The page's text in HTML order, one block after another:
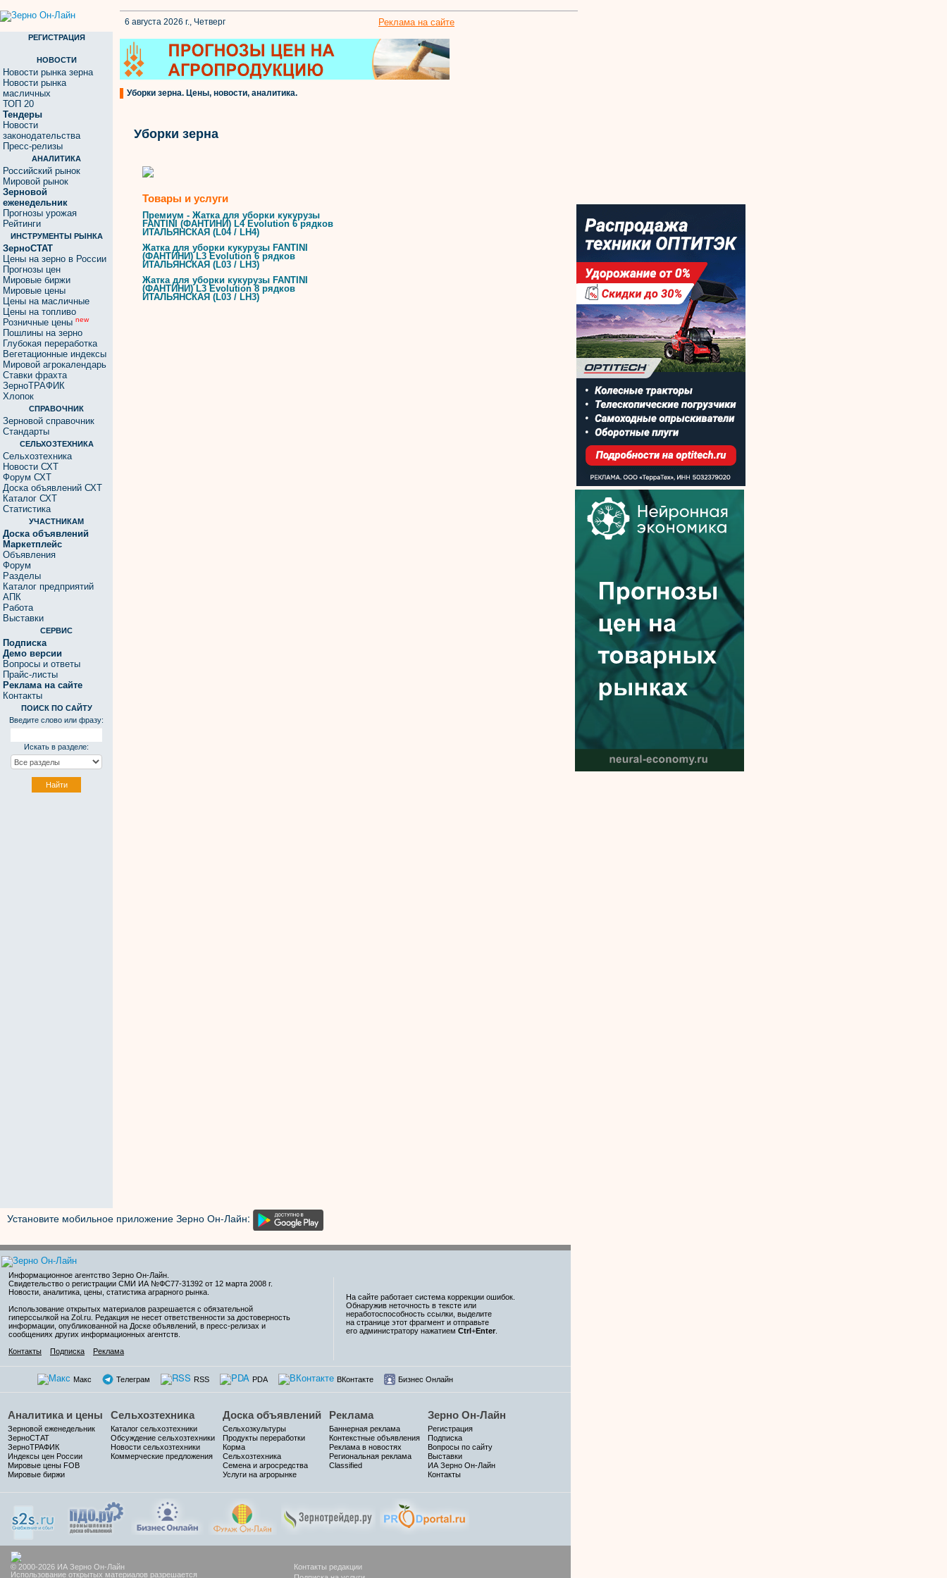
6 августа 2026 г., Четверг Реклама на сайте
РЕГИСТРАЦИЯ
НОВОСТИ
Новости рынка зерна
Новости рынка
масличных
ТОП 20
Тендеры
Новости
законодательства
Пресс-релизы
АНАЛИТИКА
Российский рынок
Мировой рынок
Зерновой
еженедельник
Прогнозы урожая
Рейтинги
ИНСТРУМЕНТЫ РЫНКА
ЗерноСТАТ
Цены на зерно в России
Прогнозы цен
Мировые биржи
Мировые цены
Цены на масличные
Цены на топливо
Розничные цены new
Пошлины на зерно
Глубокая переработка
Вегетационные индексы
Мировой агрокалендарь
Ставки фрахта
ЗерноТРАФИК
Хлопок
СПРАВОЧНИК
Зерновой справочник
Стандарты
СЕЛЬХОЗТЕХНИКА
Сельхозтехника
Новости СХТ
Форум СХТ
Доска объявлений СХТ
Каталог СХТ
Статистика
УЧАСТНИКАМ
Доска объявлений
Маркетплейс
Объявления
Форум
Разделы
Каталог предприятий
АПК
Работа
Выставки
СЕРВИС
Подписка
Демо версии
Вопросы и ответы
Прайс-листы
Реклама на сайте
Контакты
ПОИСК ПО САЙТУ
Введите слово или фразу:
Искать в разделе:
Уборки зерна. Цены, новости, аналитика.
Уборки зерна
Товары и услуги
Премиум - Жатка для уборки кукурузы
FANTINI (ФАНТИНИ) L4 Evolution 6 рядков
ИТАЛЬЯНСКАЯ (L04 / LH4)
Жатка для уборки кукурузы FANTINI
(ФАНТИНИ) L3 Evolution 6 рядков
ИТАЛЬЯНСКАЯ (L03 / LH3)
Жатка для уборки кукурузы FANTINI
(ФАНТИНИ) L3 Evolution 8 рядков
ИТАЛЬЯНСКАЯ (L03 / LH3)
Установите мобильное приложение Зерно Он-Лайн:
Информационное агентство Зерно Он-Лайн
Свидетельство о регистрации СМИ ИА №ФС77-31392 от 12 марта 2008 г.
Новости, аналитика, цены, статистика аграрного рынка.
Использование открытых материалов разрешается с обязательной
гиперссылкой на Zol.ru. Редакция не несет ответственности за достоверность
информации, опубликованной на Доске объявлений, в пресс-релизах и
сообщениях других информационных агентств.
Контакты
Подписка Реклама
На сайте работает система коррекции ошибок.
Обнаружив неточность в тексте или
неработоспособность ссылки, выделите
на странице этот фрагмент и отправьте
его администратору нажатием Ctrl+Enter
Макс Телеграм RSS PDA ВКонтакте Бизнес Онлайн
Аналитика и цены
Зерновой еженедельник
ЗерноСТАТ
ЗерноТРАФИК
Индексы цен России
Мировые цены FOB
Мировые биржи
Сельхозтехника
Каталог сельхозтехники
Обсуждение сельхозтехники
Новости сельхозтехники
Коммерческие предложения
Доска объявлений
Сельхозкультуры
Продукты переработки
Корма
Сельхозтехника
Семена и агросредства
Услуги на агрорынке
Реклама
Баннерная реклама
Контекстные объявления
Реклама в новостях
Региональная реклама
Classified
Зерно Он-Лайн
Регистрация
Подписка
Вопросы по сайту
Выставки
ИА Зерно Он-Лайн
Контакты
© 2000-2026 ИА Зерно Он-Лайн
Использование открытых материалов разрешается
Контакты редакции